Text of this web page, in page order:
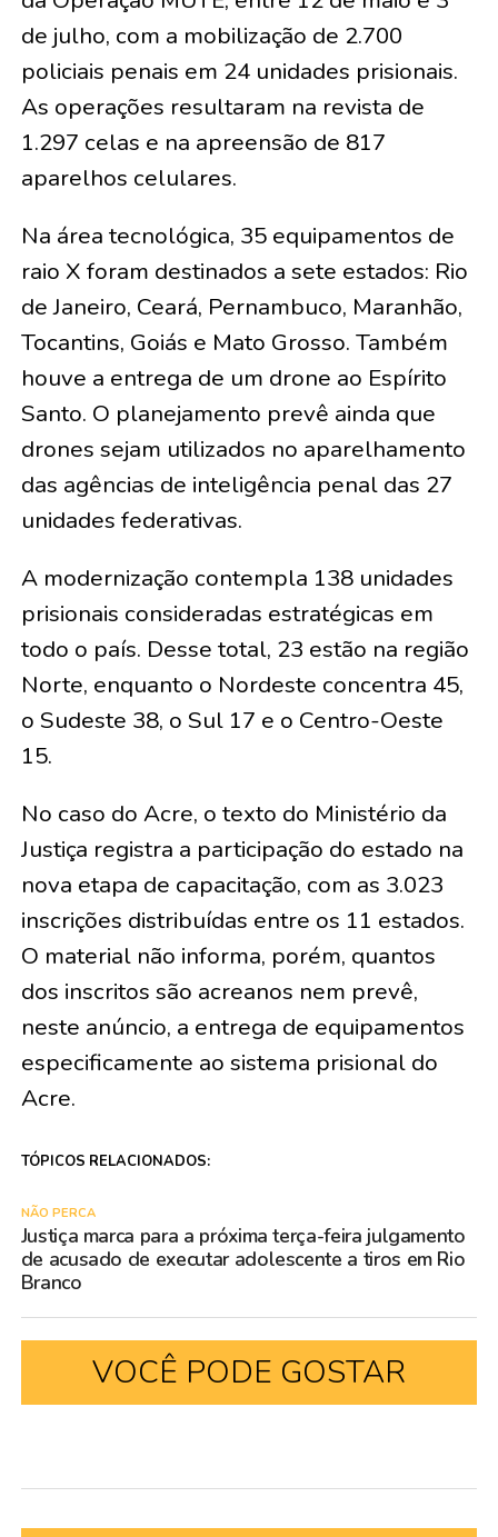
de julho, com a mobilização de 2.700
policiais penais em 24 unidades prisionais.
As operações resultaram na revista de
1.297 celas e na apreensão de 817
aparelhos celulares.
Na área tecnológica, 35 equipamentos de
raio X foram destinados a sete estados: Rio
de Janeiro, Ceará, Pernambuco, Maranhão,
Tocantins, Goiás e Mato Grosso. Também
houve a entrega de um drone ao Espírito
Santo. O planejamento prevê ainda que
drones sejam utilizados no aparelhamento
das agências de inteligência penal das 27
unidades federativas.
A modernização contempla 138 unidades
prisionais consideradas estratégicas em
todo o país. Desse total, 23 estão na região
Norte, enquanto o Nordeste concentra 45,
o Sudeste 38, o Sul 17 e o Centro-Oeste
15.
No caso do Acre, o texto do Ministério da
Justiça registra a participação do estado na
nova etapa de capacitação, com as 3.023
inscrições distribuídas entre os 11 estados.
O material não informa, porém, quantos
dos inscritos são acreanos nem prevê,
neste anúncio, a entrega de equipamentos
especificamente ao sistema prisional do
Acre.
TÓPICOS RELACIONADOS:
NÃO PERCA
Justiça marca para a próxima terça-feira julgamento
de acusado de executar adolescente a tiros em Rio
Branco
VOCÊ PODE GOSTAR